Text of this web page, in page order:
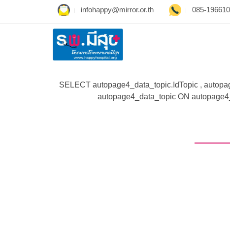
infohappy@mirror.or.th 085-
SELECT autopage4_data_topic.IdTopic ,
autopage4_data_topic ON